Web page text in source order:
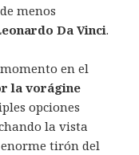
menos
Da Vinci.
en el
la vorágine
opciones
la vista
tirón del